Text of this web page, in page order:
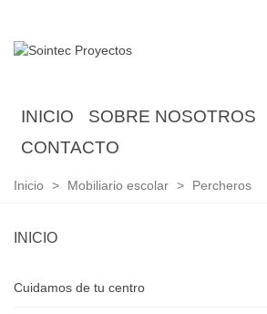
INICIO SOBRE NOSOTROS
CONTACTO
Inicio > Mobiliario escolar > Percheros
INICIO
Cuidamos de tu centro